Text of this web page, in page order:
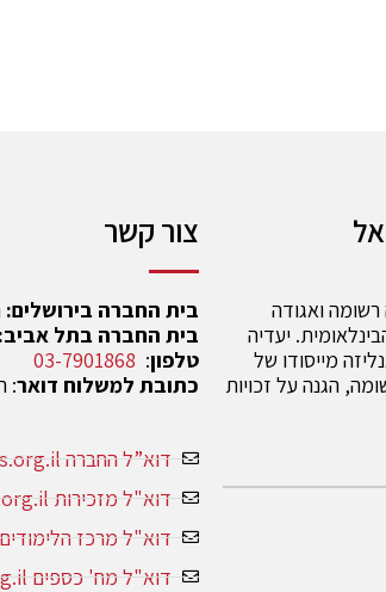
ואגודה
יעדיה
מייסודו של
הגנה על זכויות
צור קשר
בית החברה בירושלים:
בית החברה בתל אביב:
טלפון:
03-7901868
כתובת למשלוח דואר: ת”ד
דוא”ל החברה IPS@psychoanalysis.org.il
דוא"ל מזכירות office@psychoanalysis.org.il
דוא"ל מרכז הלימודים Limudim@psychoanalysis.org.il
דוא"ל מח' כספים finance@psychoanalysis.org.il